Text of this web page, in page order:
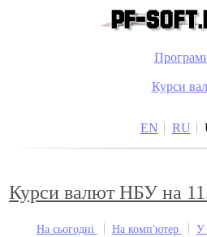
Курси
EN RU
Курси валют НБУ на
На сьогодні На комп'ютер У